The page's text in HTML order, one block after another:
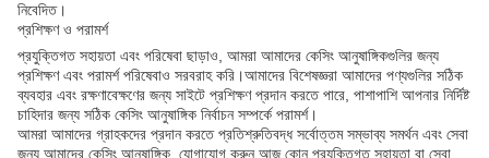
নিবেদিত।
প্রশিক্ষণ ও পরামর্শ
প্রযুক্তিগত সহায়তা এবং পরিষেবা ছাড়াও, আমরা আমাদের কেসিং আনুষাঙ্গিকগুলির জন্য
প্রশিক্ষণ এবং পরামর্শ পরিষেবাও সরবরাহ করি।আমাদের বিশেষজ্ঞরা আমাদের পণ্যগুলির সঠিক
ব্যবহার এবং রক্ষণাবেক্ষণের জন্য সাইটে প্রশিক্ষণ প্রদান করতে পারে, পাশাপাশি আপনার নির্দিষ্ট
চাহিদার জন্য সঠিক কেসিং আনুষাঙ্গিক নির্বাচন সম্পর্কে পরামর্শ।
আমরা আমাদের গ্রাহকদের প্রদান করতে প্রতিশ্রুতিবদ্ধ সর্বোত্তম সম্ভাব্য সমর্থন এবং সেবা
জন্য আমাদের কেসিং আনুষাঙ্গিক. যোগাযোগ করুন আজ কোন প্রযুক্তিগত সহায়তা বা সেবা